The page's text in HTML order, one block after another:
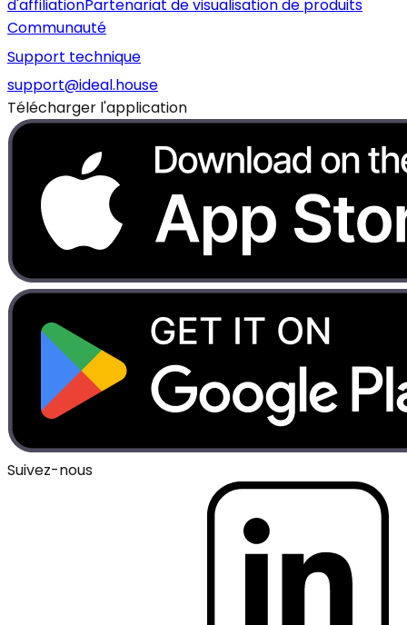
d'affiliationPartenariat de visualisation de produits
Communauté
Support technique
support@ideal.house
Télécharger l'application
Suivez-nous